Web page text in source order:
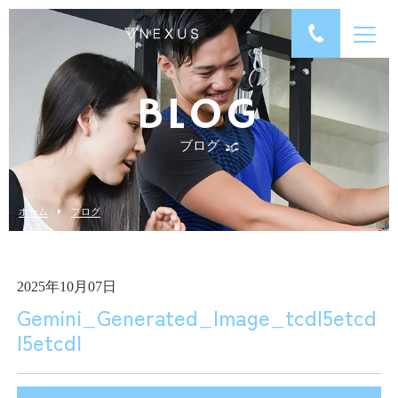
BLOG
ブログ
ホーム ブログ
2025年10月07日
Gemini_Generated_Image_tcdl5etcd
l5etcdl